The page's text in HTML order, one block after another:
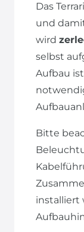
Das
und
wird
selbst
Aufbau
Bitte
installiert